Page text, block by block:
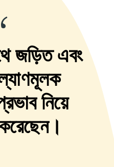
জড়িত এবং
নিয়ে